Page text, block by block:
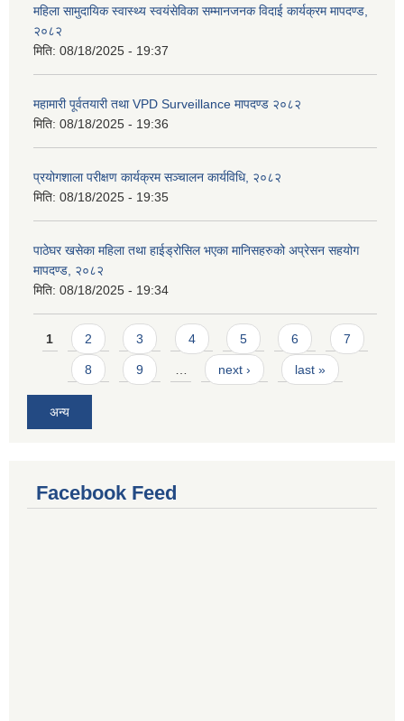
महिला सामुदायिक स्वास्थ्य स्वयंसेविका सम्मानजनक विदाई कार्यक्रम मापदण्ड,
२०८२
मिति: 08/18/2025 - 19:37
महामारी पूर्वतयारी तथा VPD Surveillance मापदण्ड २०८२
मिति: 08/18/2025 - 19:36
प्रयोगशाला परीक्षण कार्यक्रम सञ्चालन कार्यविधि, २०८२
मिति: 08/18/2025 - 19:35
पाठेघर खसेका महिला तथा हाईड्रोसिल भएका मानिसहरुको अप्रेसन सहयोग
मापदण्ड, २०८२
मिति: 08/18/2025 - 19:34
Pages
1 2 3 4 5 6 7
8 9 … next › last »
अन्य
Facebook Feed